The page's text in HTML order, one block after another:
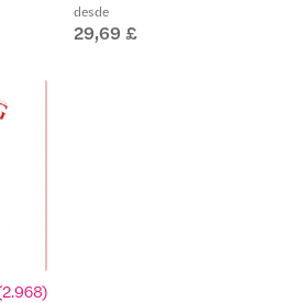
desde
29,69 £
2.968)